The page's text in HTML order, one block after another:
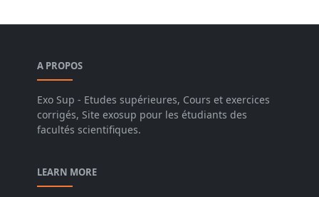
A PROPOS
Exo Sup - Etudes supérieures, Cours et exercices
corrigés, Site exosup pour les étudiants des
facultés scientifiques.
LEARN MORE